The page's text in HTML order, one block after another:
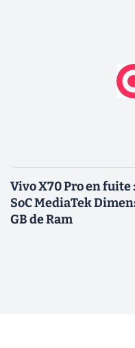
Vivo X70 Pro en fuite
SoC MediaTek
GB de Ram